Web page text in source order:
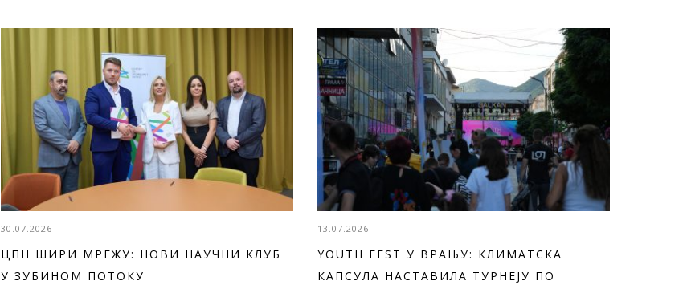
30.07.2026
ЦПН ШИРИ МРЕЖУ: НОВИ НАУЧНИ КЛУБ
У ЗУБИНОМ ПОТОКУ
13.07.2026
YOUTH FEST У ВРАЊУ: КЛИМАТСКА
КАПСУЛА НАСТАВИЛА ТУРНЕЈУ ПО